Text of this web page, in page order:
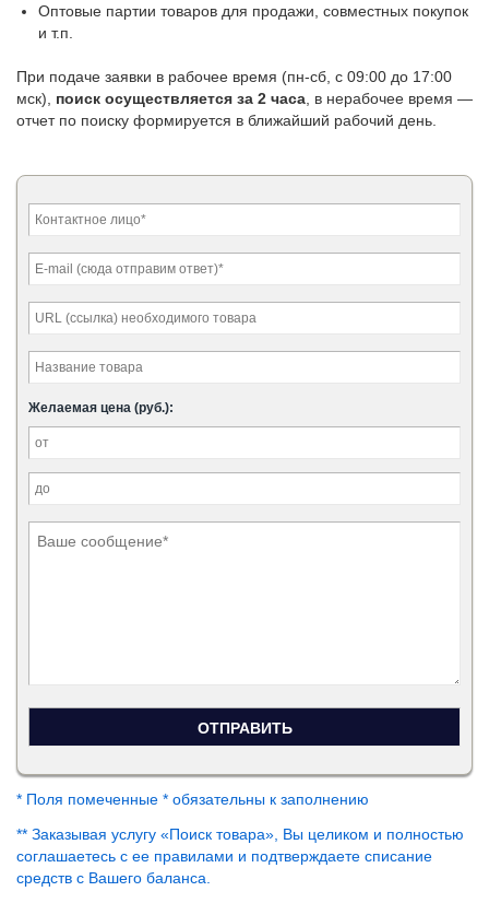
Оптовые партии товаров для продажи, совместных покупок
и т.п.
При подаче заявки в рабочее время (пн-сб, с 09:00 до 17:00
мск), поиск осуществляется за 2 часа, в нерабочее время —
отчет по поиску формируется в ближайший рабочий день.
Желаемая цена (руб.):
* Поля помеченные * обязательны к заполнению
** Заказывая услугу «Поиск товара», Вы целиком и полностью
соглашаетесь с ее правилами и подтверждаете списание
средств с Вашего баланса.